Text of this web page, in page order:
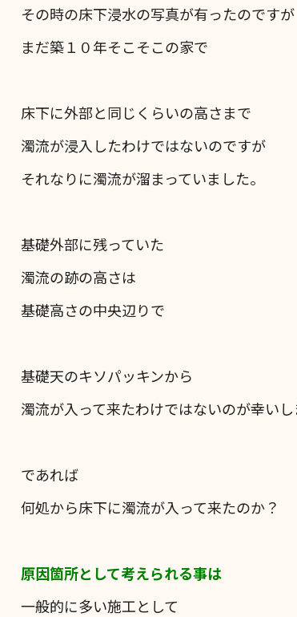
その時の床下浸水の写真が有ったのですが
まだ築１０年そこそこの家で
床下に外部と同じくらいの高さまで
濁流が浸入したわけではないのですが
それなりに濁流が溜まっていました。
基礎外部に残っていた
濁流の跡の高さは
基礎高さの中央辺りで
基礎天のキソパッキンから
濁流が入って来たわけではないのが幸いし
であれば
何処から床下に濁流が入って来たのか？
原因箇所として考えられる事は
一般的に多い施工として